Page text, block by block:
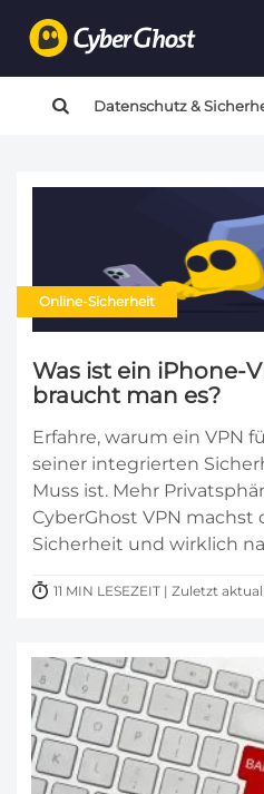
Datenschutz &
Online-Sicherheit
Was ist ein iPhone-
braucht man es?
Erfahre, warum ein VPN
seiner integrierten
Muss ist. Mehr
CyberGhost VPN machst
Sicherheit und wirklich
11 MIN LESEZEIT | Zuletzt